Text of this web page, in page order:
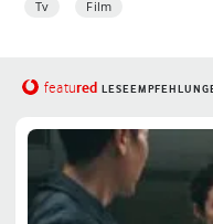
Tv Film
featured